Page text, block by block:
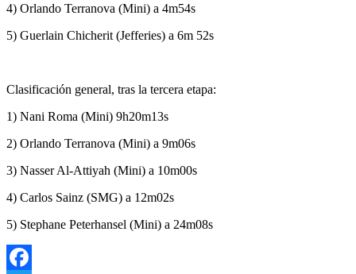
4) Orlando Terranova (Mini) a 4m54s
5) Guerlain Chicherit (Jefferies) a 6m 52s
Clasificación general, tras la tercera etapa:
1) Nani Roma (Mini) 9h20m13s
2) Orlando Terranova (Mini) a 9m06s
3) Nasser Al-Attiyah (Mini) a 10m00s
4) Carlos Sainz (SMG) a 12m02s
5) Stephane Peterhansel (Mini) a 24m08s